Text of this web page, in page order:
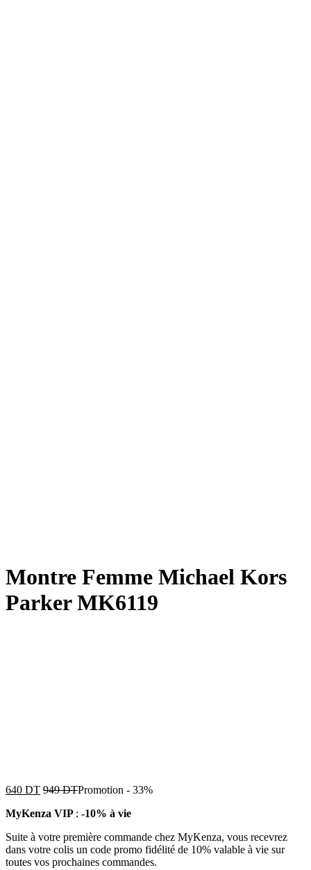
Montre Femme Michael Kors
Parker MK6119
640 DT 949DTPromotion - 33%
MyKenza VIP : -10% à vie
Suite à votre première commande chez MyKenza, vous recevrez
dans votre colis un code promo fidélité de 10% valable à vie sur
toutes vos prochaines commandes.